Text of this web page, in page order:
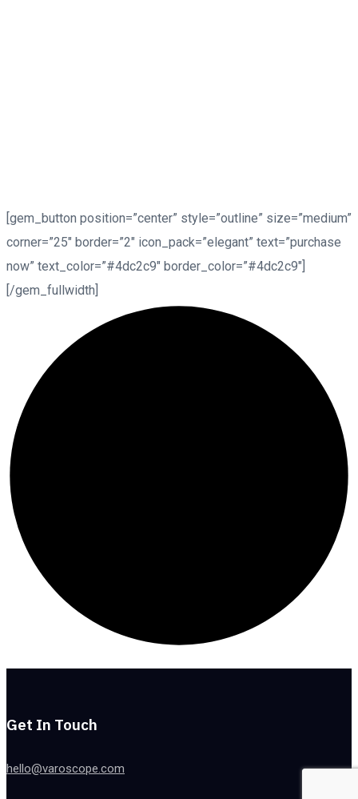
[gem_button position=”center” style=”outline” size=”medium”
corner=”25″ border=”2″ icon_pack=”elegant” text=”purchase
now” text_color=”#4dc2c9″ border_color=”#4dc2c9″]
[/gem_fullwidth]
Get In Touch
hello@varoscope.com